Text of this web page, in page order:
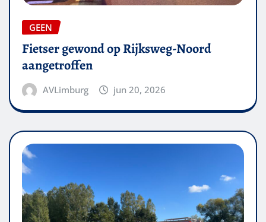
GEEN
Fietser gewond op Rijksweg-Noord
aangetroffen
AVLimburg jun 20, 2026